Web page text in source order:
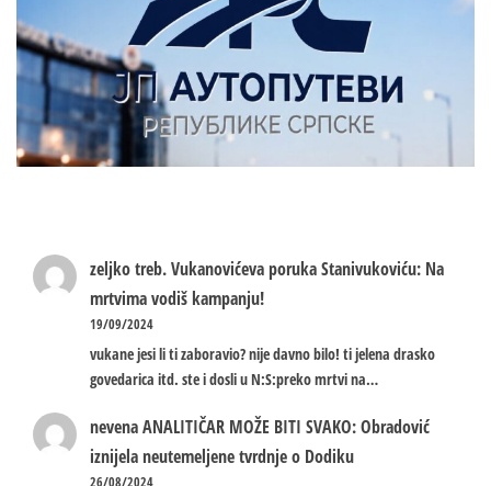
zeljko treb.Vukanovićeva poruka Stanivukoviću: Na
mrtvima vodiš kampanju!
19/09/2024
vukane jesi li ti zaboravio? nije davno bilo! ti jelena drasko
govedarica itd. ste i dosli u N:S:preko mrtvi na…
nevenaANALITIČAR MOŽE BITI SVAKO: Obradović
iznijela neutemeljene tvrdnje o Dodiku